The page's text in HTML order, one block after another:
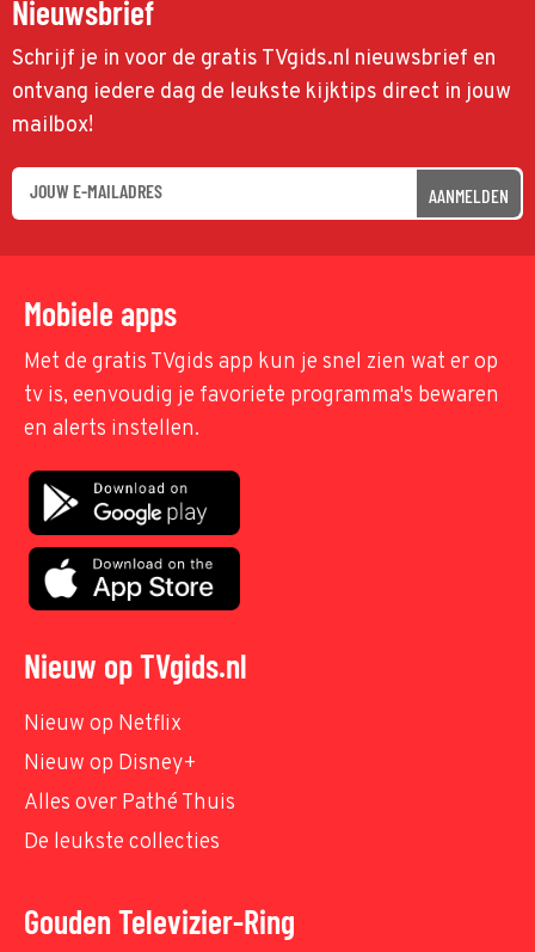
Nieuwsbrief
Schrijf je in voor de gratis TVgids.nl nieuwsbrief en
ontvang iedere dag de leukste kijktips direct in jouw
mailbox!
AANMELDEN
Mobiele apps
Met de gratis TVgids app kun je snel zien wat er op
tv is, eenvoudig je favoriete programma's bewaren
en alerts instellen.
Nieuw op TVgids.nl
Nieuw op Netflix
Nieuw op Disney+
Alles over Pathé Thuis
De leukste collecties
Gouden Televizier-Ring